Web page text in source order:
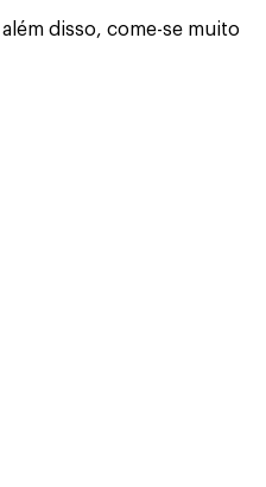
disso, come-se muito